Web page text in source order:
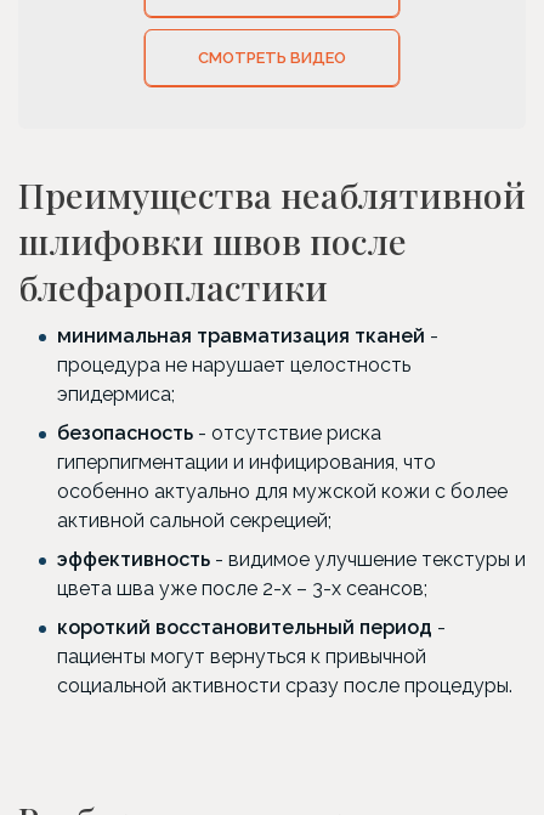
СМОТРЕТЬ ВИДЕО
Преимущества неаблятивной
шлифовки швов после
блефаропластики
минимальная травматизация тканей -
процедура не нарушает целостность
эпидермиса;
безопасность - отсутствие риска
гиперпигментации и инфицирования, что
особенно актуально для мужской кожи с более
активной сальной секрецией;
эффективность - видимое улучшение текстуры и
цвета шва уже после 2-х – 3-х сеансов;
короткий восстановительный период -
пациенты могут вернуться к привычной
социальной активности сразу после процедуры.